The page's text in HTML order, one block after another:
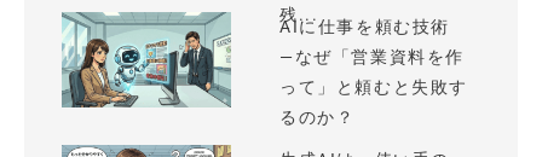
残...
AIに仕事を頼む技術
—なぜ「営業資料を作
って」と頼むと失敗す
るのか？